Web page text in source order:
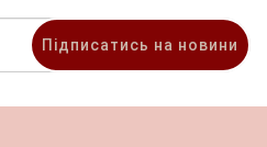
Підписатись на новини